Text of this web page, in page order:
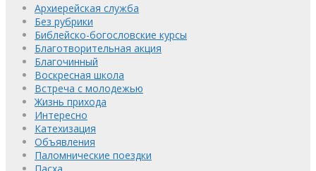
Архиерейская служба
Без рубрики
Библейско-богословские курсы
Благотворительная акция
Благочинный
Воскресная школа
Встреча с молодежью
Жизнь прихода
Интересно
Катехизация
Объявления
Паломнические поездки